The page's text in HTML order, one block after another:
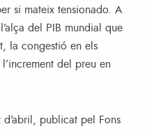
si mateix tensionado. A
del PIB mundial que
la congestió en els
del preu en
d’abril, publicat pel Fons